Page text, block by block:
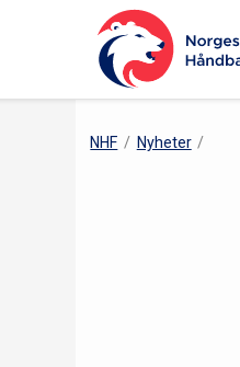
NHF Nyheter